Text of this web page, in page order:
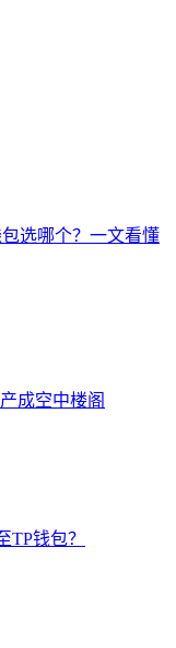
选哪个？一文看懂
成空中楼阁
TP钱包？